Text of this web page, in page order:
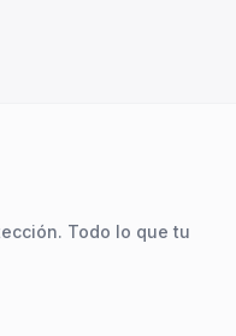
Todo lo que tu